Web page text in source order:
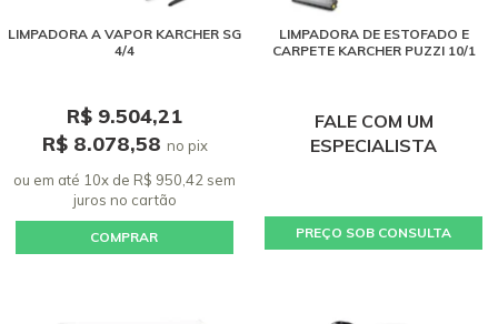
LIMPADORA A VAPOR KARCHER SG
4/4
R$ 9.504,21
R$ 8.078,58 no pix
ou em até 10x de R$ 950,42 sem
juros no cartão
COMPRAR
LIMPADORA DE ESTOFADO E
CARPETE KARCHER PUZZI 10/1
FALE COM UM
ESPECIALISTA
PREÇO SOB CONSULTA